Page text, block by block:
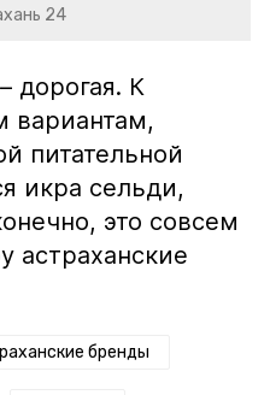
24
дорогая. К
вариантам,
питательной
икра сельди,
это совсем
астраханские
бренды